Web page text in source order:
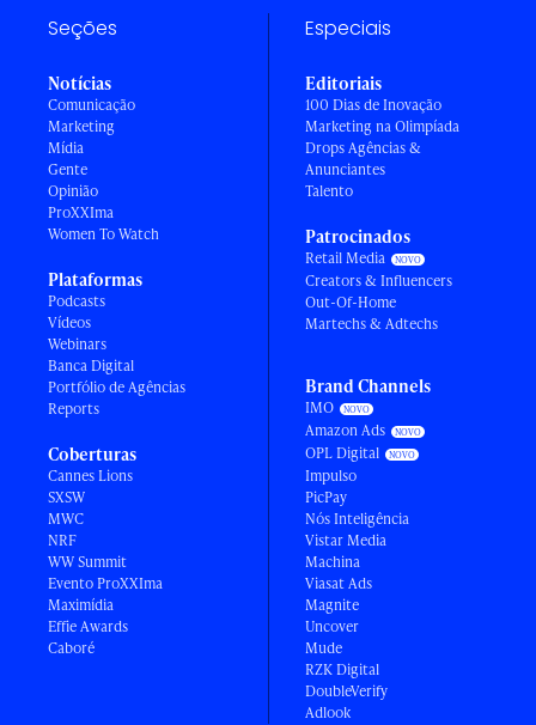
Seções
Notícias
Comunicação
Marketing
Mídia
Gente
Opinião
ProXXIma
Women To Watch
Plataformas
Podcasts
Vídeos
Webinars
Banca Digital
Portfólio de Agências
Reports
Coberturas
Cannes Lions
SXSW
MWC
NRF
WW Summit
Evento ProXXIma
Maximídia
Effie Awards
Caboré
Especiais
Editoriais
100 Dias de Inovação
Marketing na Olimpíada
Drops Agências &
Anunciantes
Talento
Patrocinados
Retail Media
Creators & Influencers
Out-Of-Home
Martechs & Adtechs
Brand Channels
IMO
Amazon Ads
OPL Digital
Impulso
PicPay
Nós Inteligência
Vistar Media
Machina
Viasat Ads
Magnite
Uncover
Mude
RZK Digital
DoubleVerify
Adlook